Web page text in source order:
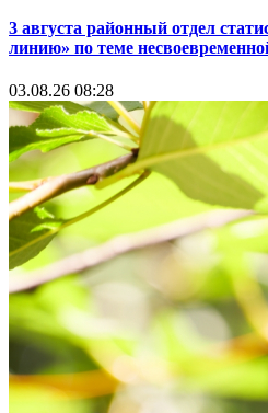
3 августа районный отдел
линию» по теме
03.08.26 08:28